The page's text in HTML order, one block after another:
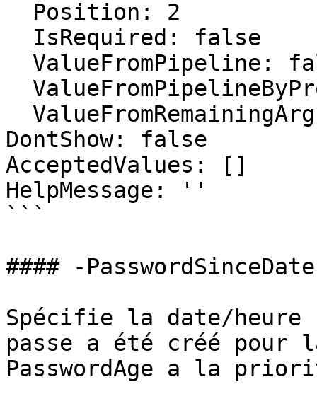
DontShow: false
AcceptedValues: []
HelpMessage: ''
```
#### -PasswordSinceDate
Spécifie la date/heure
passe a été créé pour
PasswordAge a la